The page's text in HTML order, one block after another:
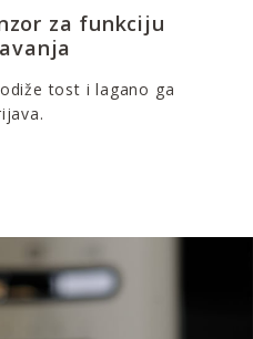
za funkciju
tost i lagano ga